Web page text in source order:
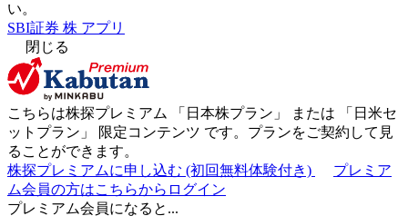
い。
SBI証券 株 アプリ
閉じる
こちらは株探プレミアム 「 日本株プラン 」 または 「 日米セ
ットプラン 」 限定コンテンツ です。プランをご契約して見
ることができます。
株探プレミアムに申し込む (初回無料体験付き)
プレミア
ム会員の方はこちらからログイン
プレミアム会員になると...